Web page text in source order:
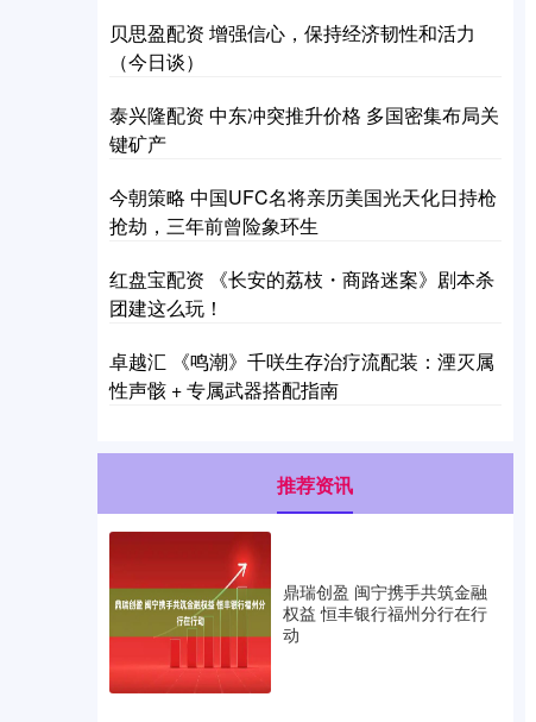
贝思盈配资 增强信心，保持经济韧性和活力
（今日谈）
泰兴隆配资 中东冲突推升价格 多国密集布局关
键矿产
今朝策略 中国UFC名将亲历美国光天化日持枪
抢劫，三年前曾险象环生
红盘宝配资 《长安的荔枝・商路迷案》剧本杀
团建这么玩！
卓越汇 《鸣潮》千咲生存治疗流配装：湮灭属
性声骸 + 专属武器搭配指南
推荐资讯
鼎瑞创盈 闽宁携手共筑金融
权益 恒丰银行福州分行在行
动